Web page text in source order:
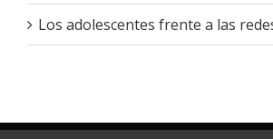
Los adolescentes frente a las